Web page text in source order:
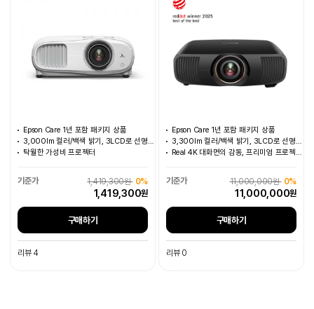
Epson Care 1년 포함 패키지 상품
3,000lm 컬러/백색 밝기, 3LCD로 선명한 색감
탁월한 가성비 프로젝터
1,419,300원 0%
1,419,300원
구매하기
리뷰 4
Epson Care 1년 포함 패키지 상품
3,300lm 컬러/백색 밝기, 3LCD로 선명한 색감
Real 4K 대화면의 감동, 프리미엄 프로젝터
11,000,000원 0%
11,000,000원
구매하기
리뷰 0